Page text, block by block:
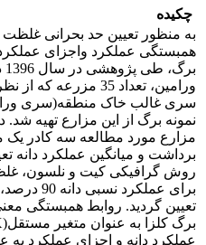
چکیده
به منظور تعیین حد بحرانی غلظت
همبستگی عملکرد واجزای عملکرد
ورامین، تعداد 35
سری غالب خاک منطقه(سری
نمونه برگ از این مزارع تهیه
مزارع مورد مطالعه سه کادر یک
برداشت و میانگین عملکرد دانه
روش گرافیکی کیت و نلسون،
تعیین گردید. روابط همبستگی